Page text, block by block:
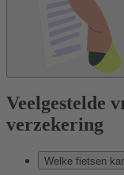
Veelgestelde
verzekering
Welke fietsen